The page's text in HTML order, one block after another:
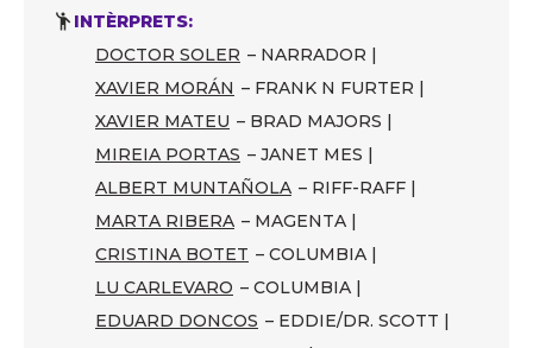
INTÈRPRETS:
DOCTOR SOLER – NARRADOR |
XAVIER MORÁN – FRANK N FURTER |
XAVIER MATEU – BRAD MAJORS |
MIREIA PORTAS – JANET MES |
ALBERT MUNTAÑOLA – RIFF-RAFF |
MARTA RIBERA – MAGENTA |
CRISTINA BOTET – COLUMBIA |
LU CARLEVARO – COLUMBIA |
EDUARD DONCOS – EDDIE/DR. SCOTT |